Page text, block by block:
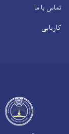
تماس با ما
کاریابی